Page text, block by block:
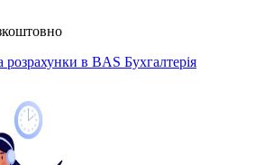
в BAS Бухгалтерія